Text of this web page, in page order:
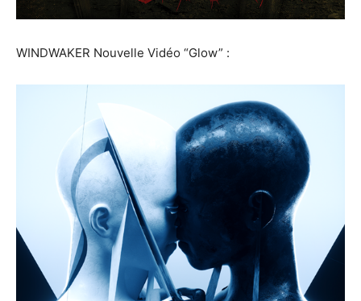
WINDWAKER Nouvelle Vidéo “Glow” :